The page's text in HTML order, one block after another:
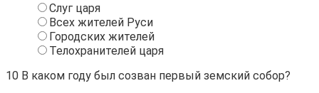
Слуг царя
Всех жителей Руси
Городских жителей
Телохранителей царя
10 В каком году был созван первый земский собор?